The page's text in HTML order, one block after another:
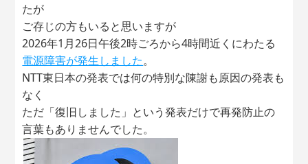
たが
ご存じの方もいると思いますが
2026年1月26日午後2時ごろから4時間近くにわたる
電源障害が発生しました。
NTT東日本の発表では何の特別な陳謝も原因の発表も
なく
ただ「復旧しました」という発表だけで再発防止の
言葉もありませんでした。